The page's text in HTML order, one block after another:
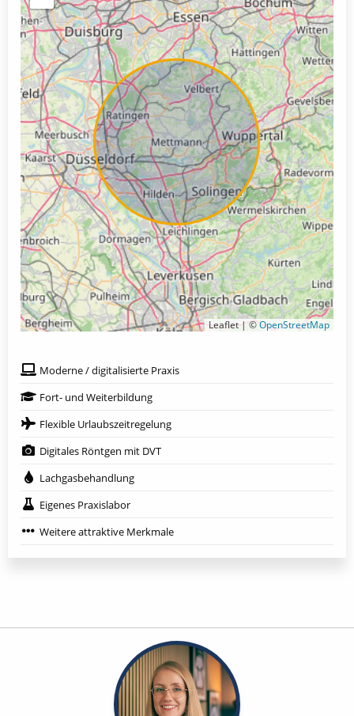
Leaflet | ©OpenStreetMap
Moderne / digitalisierte Praxis
Fort- und Weiterbildung
Flexible Urlaubszeitregelung
Digitales Röntgen mit DVT
Lachgasbehandlung
Eigenes Praxislabor
Weitere attraktive Merkmale